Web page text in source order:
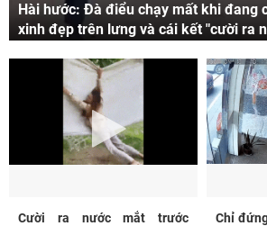
Hài hước: Đà điểu chạy mất khi đang
xinh đẹp trên lưng và cái kết "cười ra
Cười ra nước mắt trước
Chỉ